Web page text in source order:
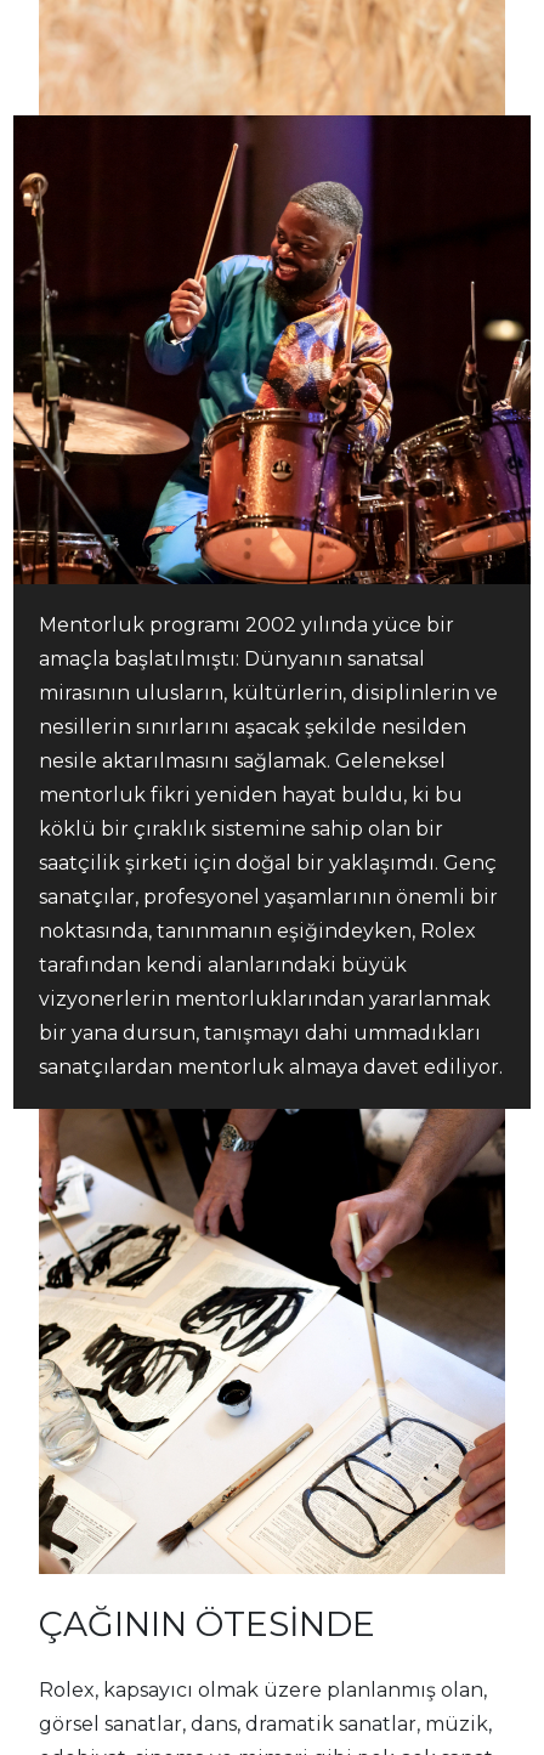
Mentorluk programı 2002 yılında yüce bir
amaçla başlatılmıştı: Dünyanın sanatsal
mirasının ulusların, kültürlerin, disiplinlerin ve
nesillerin sınırlarını aşacak şekilde nesilden
nesile aktarılmasını sağlamak. Geleneksel
mentorluk fikri yeniden hayat buldu, ki bu
köklü bir çıraklık sistemine sahip olan bir
saatçilik şirketi için doğal bir yaklaşımdı. Genç
sanatçılar, profesyonel yaşamlarının önemli bir
noktasında, tanınmanın eşiğindeyken, Rolex
tarafından kendi alanlarındaki büyük
vizyonerlerin mentorluklarından yararlanmak
bir yana dursun, tanışmayı dahi ummadıkları
sanatçılardan mentorluk almaya davet ediliyor.
ÇAĞININ ÖTESİNDE
Rolex, kapsayıcı olmak üzere planlanmış olan,
görsel sanatlar, dans, dramatik sanatlar, müzik,